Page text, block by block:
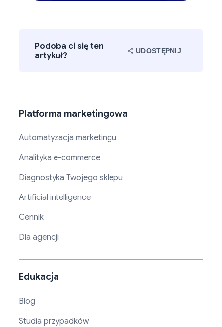
Podoba ci się ten
artykuł?
UDOSTĘPNIJ
Platforma marketingowa
Automatyzacja marketingu
Analityka e-commerce
Diagnostyka Twojego sklepu
Artificial intelligence
Cennik
Dla agencji
Edukacja
Blog
Studia przypadków